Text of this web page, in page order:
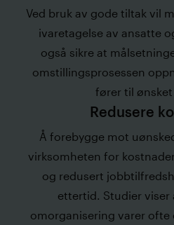
Ved bruk av gode tiltak vil
ivaretagelse av ansatte
også sikre at
omstillingsprosessen
fører til
Redusere
Å forebygge mot
virksomheten for
og redusert
ettertid. Studier viser
omorganisering varer ofte